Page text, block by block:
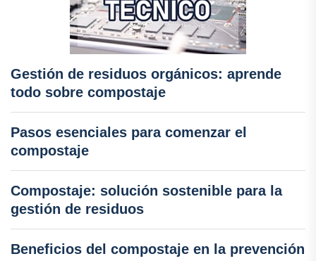
Gestión de residuos orgánicos: aprende
todo sobre compostaje
Pasos esenciales para comenzar el
compostaje
Compostaje: solución sostenible para la
gestión de residuos
Beneficios del compostaje en la prevención